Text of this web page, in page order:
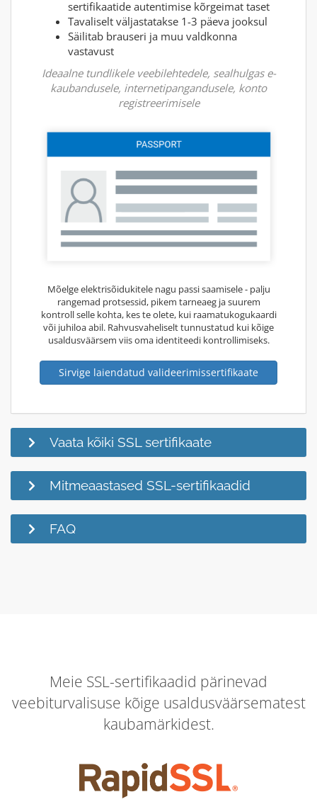
sertifikaatide autentimise kõrgeimat taset
Tavaliselt väljastatakse 1-3 päeva jooksul
Säilitab brauseri ja muu valdkonna
vastavust
Ideaalne tundlikele veebilehtedele, sealhulgas e-
kaubandusele, internetipangandusele, konto
registreerimisele
Mõelge elektrisõidukitele nagu passi saamisele - palju
rangemad protsessid, pikem tarneaeg ja suurem
kontroll selle kohta, kes te olete, kui raamatukogukaardi
või juhiloa abil. Rahvusvaheliselt tunnustatud kui kõige
usaldusväärsem viis oma identiteedi kontrollimiseks.
Sirvige laiendatud valideerimissertifikaate
Vaata kõiki SSL sertifikaate
Mitmeaastased SSL-sertifikaadid
FAQ
Meie SSL-sertifikaadid pärinevad
veebiturvalisuse kõige usaldusväärsematest
kaubamärkidest.